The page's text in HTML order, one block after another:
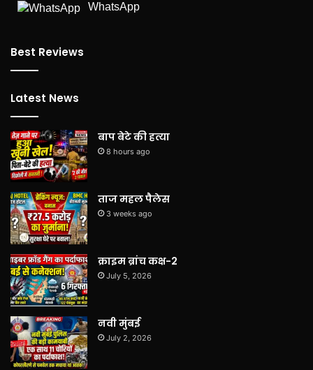
WhatsApp
Best Reviews
Latest News
बाप बेटे की हत्या
8 hours ago
ताज महल पैलेस
3 weeks ago
क्राइम ब्रांच कक्ष-2
July 5, 2026
नवी मुंबई
July 2, 2026